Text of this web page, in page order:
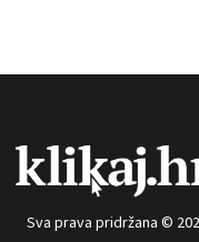
Sva prava pridržana ©